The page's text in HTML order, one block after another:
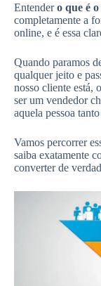
Entendero que é
completamente a
online, e é essa
Quando paramos
qualquer jeito e
nosso cliente está,
ser um vendedor
aquela pessoa
Vamos percorrer
saiba exatamente
converter de